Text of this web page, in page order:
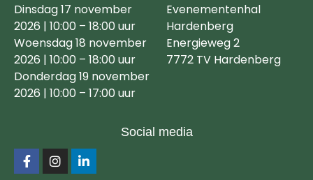
Dinsdag 17 november
2026 | 10:00 – 18:00 uur
Woensdag 18 november
2026 | 10:00 – 18:00 uur
Donderdag 19 november
2026 | 10:00 – 17:00 uur
Evenementenhal
Hardenberg
Energieweg 2
7772 TV Hardenberg
Social media